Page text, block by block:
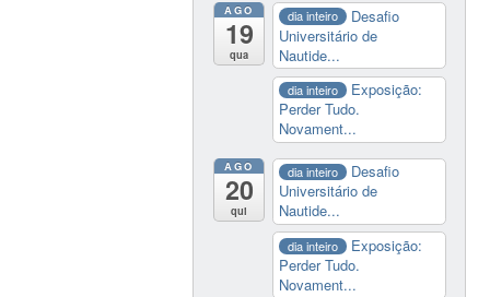
AGO
19
qua
dia inteiro
Desafio
Universitário de
Nautide...
dia inteiro
Exposição:
Perder Tudo.
Novament...
AGO
20
qui
dia inteiro
Desafio
Universitário de
Nautide...
dia inteiro
Exposição:
Perder Tudo.
Novament...